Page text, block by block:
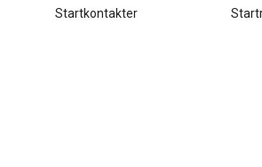
Startkontakter